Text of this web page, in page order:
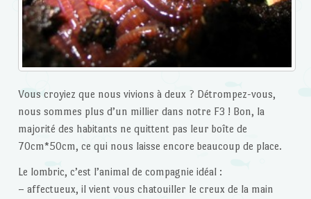
Vous croyiez que nous vivions à deux ? Détrompez-vous,
nous sommes plus d’un millier dans notre F3 ! Bon, la
majorité des habitants ne quittent pas leur boîte de
70cm*50cm, ce qui nous laisse encore beaucoup de place.
Le lombric, c’est l’animal de compagnie idéal :
– affectueux, il vient vous chatouiller le creux de la main